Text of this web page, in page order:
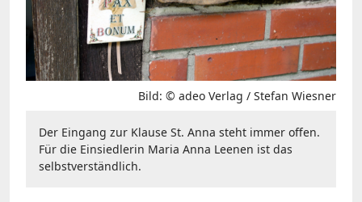
Bild: © adeo Verlag / Stefan Wiesner
Der Eingang zur Klause St. Anna steht immer offen.
Für die Einsiedlerin Maria Anna Leenen ist das
selbstverständlich.